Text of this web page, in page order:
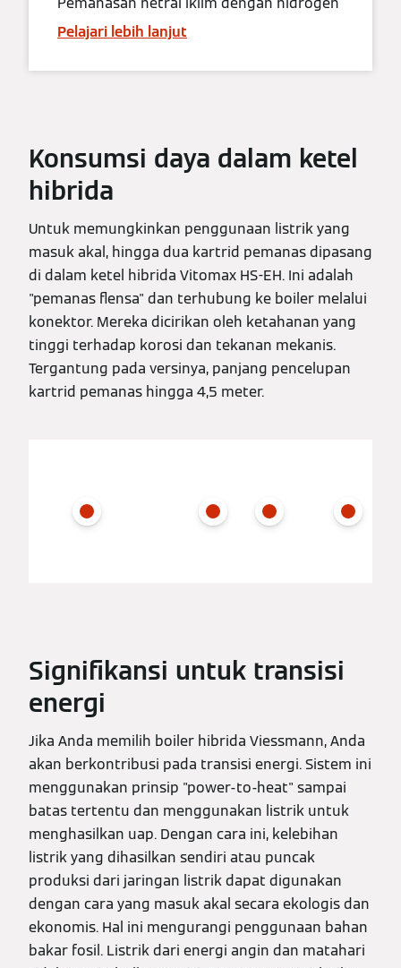
Pelajari lebih lanjut
Konsumsi daya dalam ketel
hibrida
Untuk memungkinkan penggunaan listrik yang
masuk akal, hingga dua kartrid pemanas dipasang
di dalam ketel hibrida Vitomax HS-EH. Ini adalah
"pemanas flensa" dan terhubung ke boiler melalui
konektor. Mereka dicirikan oleh ketahanan yang
tinggi terhadap korosi dan tekanan mekanis.
Tergantung pada versinya, panjang pencelupan
kartrid pemanas hingga 4,5 meter.
Signifikansi untuk transisi
energi
Jika Anda memilih boiler hibrida Viessmann, Anda
akan berkontribusi pada transisi energi. Sistem ini
menggunakan prinsip "power-to-heat" sampai
batas tertentu dan menggunakan listrik untuk
menghasilkan uap. Dengan cara ini, kelebihan
listrik yang dihasilkan sendiri atau puncak
produksi dari jaringan listrik dapat digunakan
dengan cara yang masuk akal secara ekologis dan
ekonomis. Hal ini mengurangi penggunaan bahan
bakar fosil. Listrik dari energi angin dan matahari